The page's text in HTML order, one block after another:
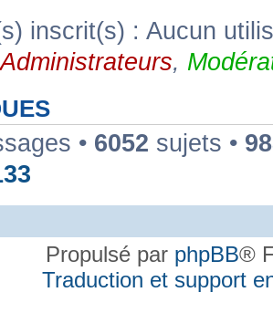
inscrit(s) : Aucun
Administrateurs,
• 6052 sujets •
Propulsé par phpBB®
Traduction et support